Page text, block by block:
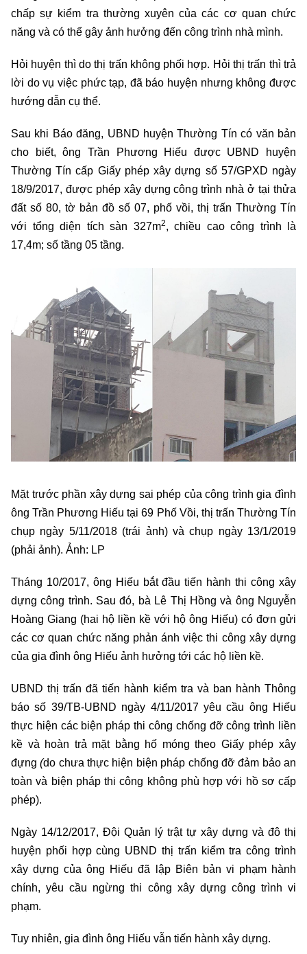
chấp sự kiểm tra thường xuyên của các cơ quan chức
năng và có thể gây ảnh hưởng đến công trình nhà mình.
Hỏi huyện thì do thị trấn không phối hợp. Hỏi thị trấn thì trả
lời do vụ việc phức tạp, đã báo huyện nhưng không được
hướng dẫn cụ thể.
Sau khi Báo đăng, UBND huyện Thường Tín có văn bản
cho biết, ông Trần Phương Hiếu được UBND huyện
Thường Tín cấp Giấy phép xây dựng số 57/GPXD ngày
18/9/2017, được phép xây dựng công trình nhà ở tại thửa
đất số 80, tờ bản đồ số 07, phố vồi, thị trấn Thường Tín
với tổng diện tích sàn 327m2, chiều cao công trình là
17,4m; số tầng 05 tầng.
Mặt trước phần xây dựng sai phép của công trình gia đình
ông Trần Phương Hiếu tại 69 Phố Vồi, thị trấn Thường Tín
chụp ngày 5/11/2018 (trái ảnh) và chụp ngày 13/1/2019
(phải ảnh). Ảnh: LP
Tháng 10/2017, ông Hiếu bắt đầu tiến hành thi công xây
dựng công trình. Sau đó, bà Lê Thị Hồng và ông Nguyễn
Hoàng Giang (hai hộ liền kề với hộ ông Hiếu) có đơn gửi
các cơ quan chức năng phản ánh việc thi công xây dựng
của gia đình ông Hiếu ảnh hưởng tới các hộ liền kề.
UBND thị trấn đã tiến hành kiểm tra và ban hành Thông
báo số 39/TB-UBND ngày 4/11/2017 yêu cầu ông Hiếu
thực hiện các biện pháp thi công chống đỡ công trình liền
kề và hoàn trả mặt bằng hố móng theo Giấy phép xây
đựng(do chưa thực hiện biện pháp chống đỡ đảm bảo an
toàn và biện pháp thi công không phù hợp với hồ sơ cấp
phép).
Ngày 14/12/2017, Đội Quản lý trật tự xây dựng và đô thị
huyện phối hợp cùng UBND thị trấn kiểm tra công trình
xây dựng của ông Hiếu đã lập Biên bản vi phạm hành
chính, yêu cầu ngừng thi công xây dựng công trình vi
phạm.
Tuy nhiên, gia đình ông Hiếu vẫn tiến hành xây dựng.